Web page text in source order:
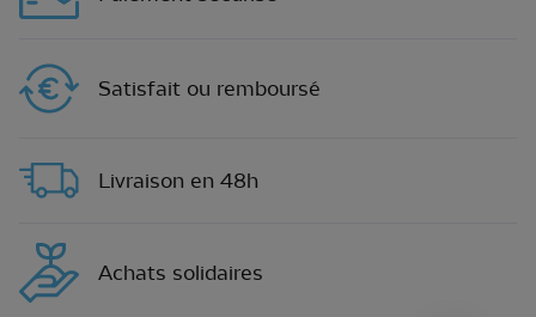
Satisfait ou remboursé
Livraison en 48h
Achats solidaires